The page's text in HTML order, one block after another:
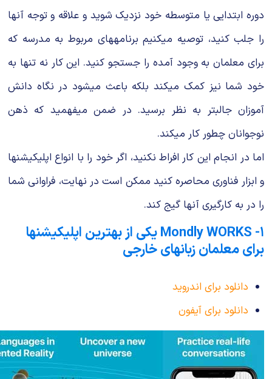
دوره ابتدایی یا متوسطه خود نزدیک شوید و علاقه و توجه آنها
را جلب کنید، توصیه میکنیم برنامههای مربوط به مدرسه که
برای معلمان به وجود آمده را جستجو کنید. این کار نه تنها به
خود شما نیز کمک میکند بلکه باعث میشود در نگاه دانش
آموزان جالبتر به نظر برسید. در ضمن میفهمید که ذهن
نوجوانان چطور کار میکند.
اما در انجام این کار افراط نکنید، اگر خود را با انواع اپلیکیشنها
و ابزار فناوری محاصره کنید ممکن است در نهایت، فراوانی شما
را در به کارگیری آنها گیج کند.
۱- Mondly WORKS یکی از بهترین اپلیکیشنها
برای معلمان زبانهای خارجی
دانلود برای اندروید
دانلود برای آیفون